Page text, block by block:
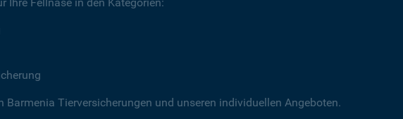
Barmenia Tierversicherungen und unseren individuellen Angeboten.